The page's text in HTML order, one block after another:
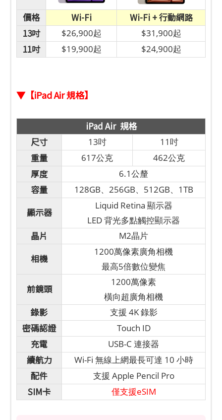
價格 Wi-Fi
Wi-Fi + 行動網路
13吋
$26,900起 $31,900起
11吋 $19,900起 $24,900起
▼【iPad Air 規格】
iPad Air 規格
尺寸
13吋 11吋
重量 617公克 462公克
厚度 6.1公釐
容量 128GB、256GB、512GB、1TB
顯示器
Liquid Retina 顯示器
LED 背光多點觸控顯示器
晶片 M2晶片
相機
1200萬像素廣角相機
最高5倍數位變焦
前鏡頭
1200萬像素
橫向超廣角相機
錄影 支援 4K 錄影
密碼認證 Touch ID
充電 USB-C 連接器
續航力 Wi-Fi 無線上網最長可達 10 小時
配件 支援 Apple Pencil Pro
SIM卡 僅支援eSIM